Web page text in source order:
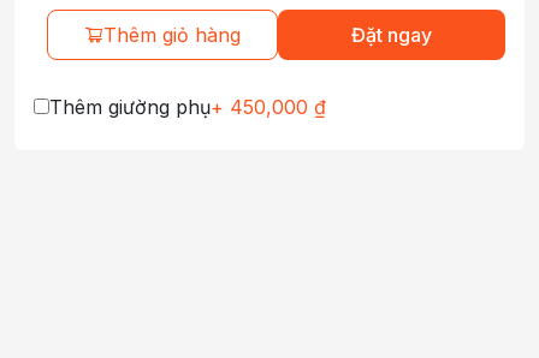
Thêm giỏ hàng Đặt ngay
Thêm giường phụ+ 450,000 ₫